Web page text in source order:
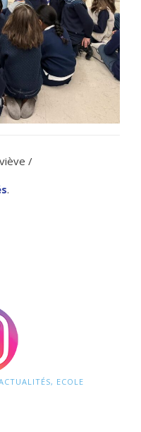
/
.
, ECOLE